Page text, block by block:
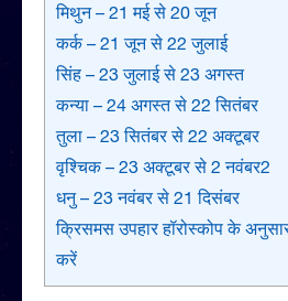
मिथुन – 21 मई से 20 जून
कर्क – 21 जून से 22 जुलाई
सिंह – 23 जुलाई से 23 अगस्त
कन्या – 24 अगस्त से 22 सितंबर
तुला – 23 सितंबर से 22 अक्टूबर
वृश्चिक – 23 अक्टूबर से 2 नवंबर2
धनु – 23 नवंबर से 21 दिसंबर
क्रिसमस उपहार हॉरोस्कोप के
करें